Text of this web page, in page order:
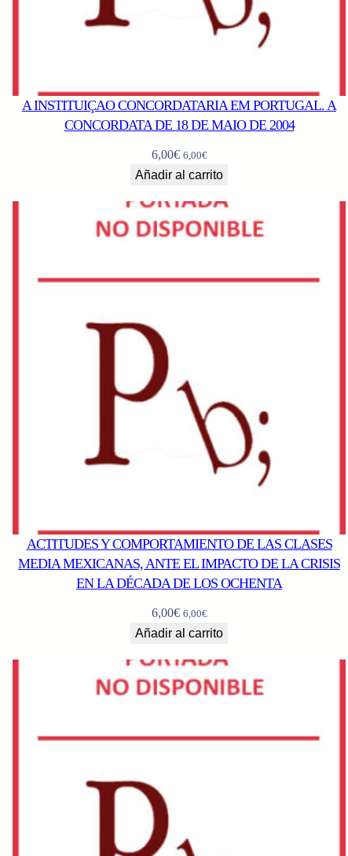
A INSTITUIÇAO CONCORDATARIA EM PORTUGAL. A
CONCORDATA DE 18 DE MAIO DE 2004
6,00€ 6,00€
Añadir al carrito
ACTITUDES Y COMPORTAMIENTO DE LAS CLASES
MEDIA MEXICANAS, ANTE EL IMPACTO DE LA CRISIS
EN LA DÉCADA DE LOS OCHENTA
6,00€ 6,00€
Añadir al carrito